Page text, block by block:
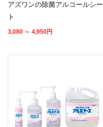
アズワンの除菌アルコールシー
ト
3,080 ～ 4,950円